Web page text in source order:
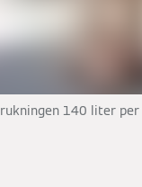
140 liter per